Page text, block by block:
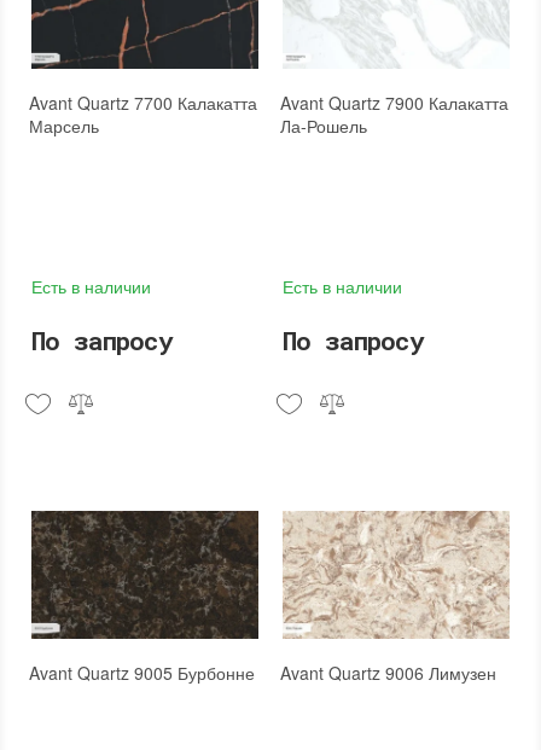
Avant Quartz 7700 Калакатта
Марсель
Есть в наличии
По запросу
Avant Quartz 7900 Калакатта
Ла-Рошель
Есть в наличии
По запросу
Avant Quartz 9005 Бурбонне Avant Quartz 9006 Лимузен